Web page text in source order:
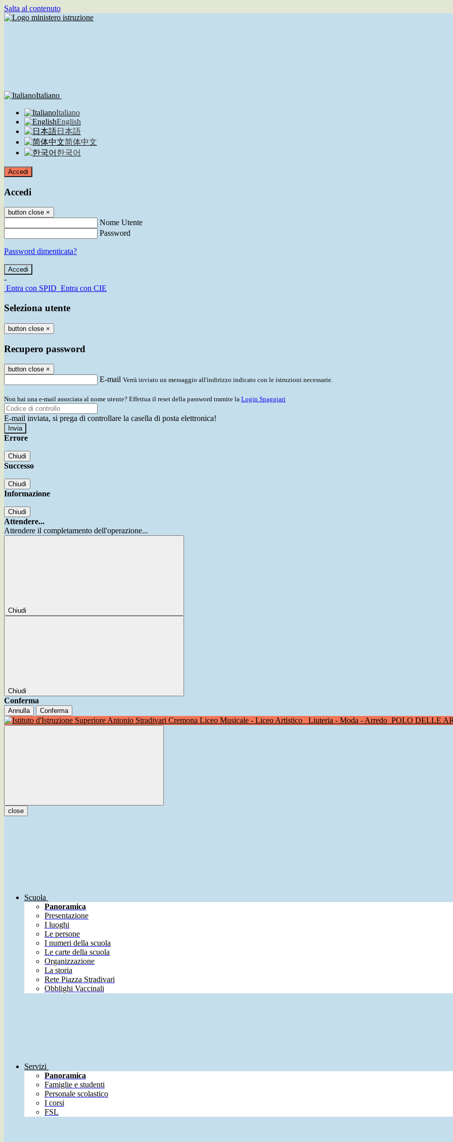
Salta al contenuto
Italiano
Italiano
English
日本語
简体中文
한국어
Accedi
Accedi
button close ×
Nome Utente
Password
Password dimenticata?
-
Entra con SPID Entra con CIE
Seleziona utente
button close ×
Recupero password
button close ×
E-mail Verrà inviato un messaggio all'indirizzo indicato con le istruzioni necessarie.
Non hai una e-mail associata al nome utente? Effettua il reset della password tramite la Login Spaggiari
E-mail inviata, si prega di controllare la casella di posta elettronica!
Errore
Chiudi
Successo
Chiudi
Informazione
Chiudi
Attendere...
Attendere il completamento dell'operazione...
Chiudi
Chiudi
Conferma
Annulla Conferma
Liceo Musicale - Liceo Artistico Liuteria - Moda - Arredo POLO DELLE
close
Scuola
Panoramica
Presentazione
I luoghi
Le persone
I numeri della scuola
Le carte della scuola
Organizzazione
La storia
Rete Piazza Stradivari
Obblighi Vaccinali
Servizi
Panoramica
Famiglie e studenti
Personale scolastico
I corsi
FSL